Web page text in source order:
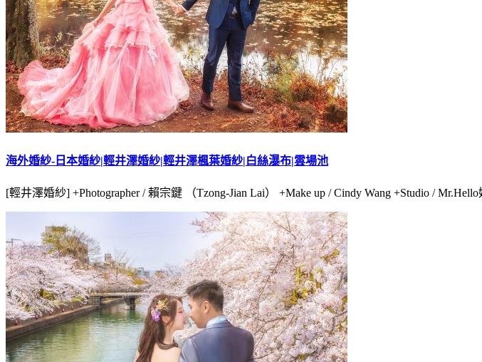
海外婚紗-日本婚紗|輕井澤婚紗|輕井澤楓葉婚紗|白絲瀑布|雲場池
[輕井澤婚紗] +Photographer / 賴宗鍵 （Tzong-Jian Lai） +Make up / Cindy Wang +Studio /